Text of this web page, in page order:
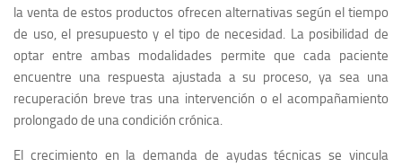
la venta de estos productos ofrecen alternativas según el tiempo
de uso, el presupuesto y el tipo de necesidad. La posibilidad de
optar entre ambas modalidades permite que cada paciente
encuentre una respuesta ajustada a su proceso, ya sea una
recuperación breve tras una intervención o el acompañamiento
prolongado de una condición crónica.
El crecimiento en la demanda de ayudas técnicas se vincula